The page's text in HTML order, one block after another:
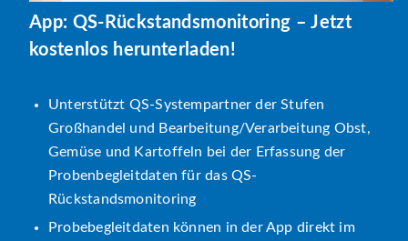
App: QS-Rückstandsmonitoring – Jetzt
kostenlos herunterladen!
Unterstützt QS-Systempartner der Stufen
Großhandel und Bearbeitung/Verarbeitung Obst,
Gemüse und Kartoffeln bei der Erfassung der
Probenbegleitdaten für das QS-
Rückstandsmonitoring
Probebegleitdaten können in der App direkt im